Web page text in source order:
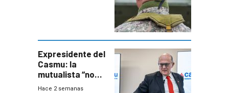
seguridad
Expresidente del
Casmu: la
mutualista “no
está para pagar”
Hace 2 semanas